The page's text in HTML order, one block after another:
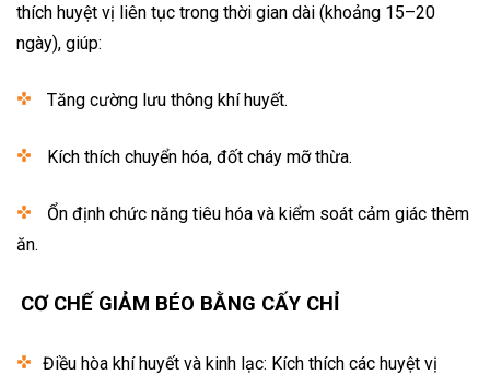
thích huyệt vị liên tục trong thời gian dài (khoảng 15–20
ngày), giúp:
Tăng cường lưu thông khí huyết.
Kích thích chuyển hóa, đốt cháy mỡ thừa.
Ổn định chức năng tiêu hóa và kiểm soát cảm giác thèm
ăn.
CƠ CHẾ GIẢM BÉO BẰNG CẤY CHỈ
Điều hòa khí huyết và kinh lạc: Kích thích các huyệt vị